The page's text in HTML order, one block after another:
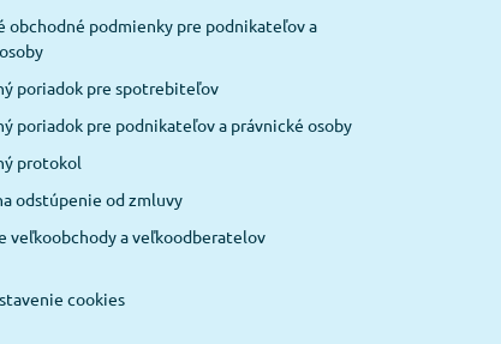
obchodné podmienky pre podnikateľov a
poriadok pre spotrebiteľov
poriadok pre podnikateľov a právnické osoby
protokol
odstúpenie od zmluvy
veľkoobchody a veľkoodberatelov
cookies